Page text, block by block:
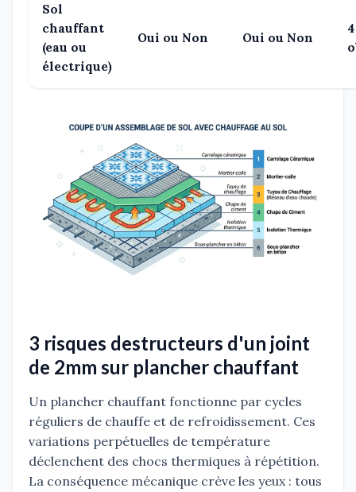
Sol
chauffant
(eau ou
électrique)
Oui ou Non Oui ou Non
3 risques destructeurs d'un joint
de 2mm sur plancher chauffant
Un plancher chauffant fonctionne par cycles
réguliers de chauffe et de refroidissement. Ces
variations perpétuelles de température
déclenchent des chocs thermiques à répétition.
La conséquence mécanique crève les yeux : tous